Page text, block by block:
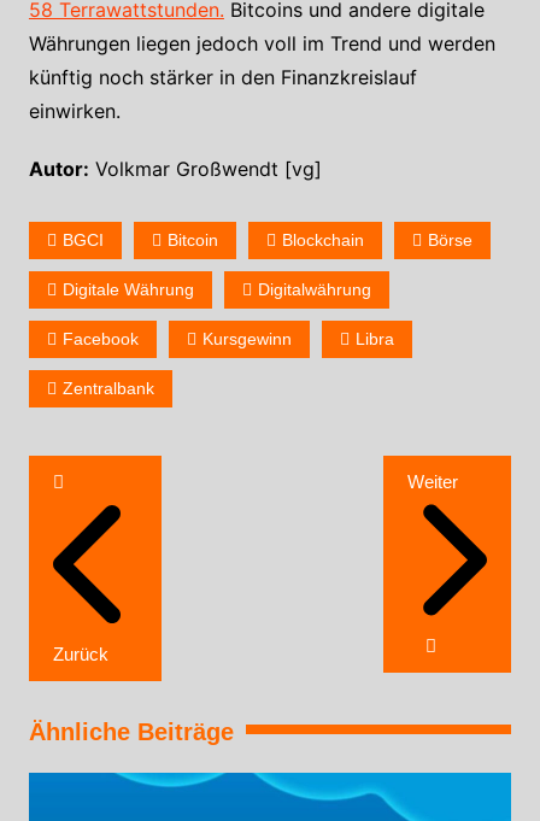
58 Terrawattstunden. Bitcoins und andere digitale
Währungen liegen jedoch voll im Trend und werden
künftig noch stärker in den Finanzkreislauf
einwirken.
Autor: Volkmar Großwendt [vg]
BGCI Bitcoin Blockchain Börse
Digitale Währung Digitalwährung
Facebook Kursgewinn Libra
Zentralbank
Zurück
Weiter
Ähnliche Beiträge